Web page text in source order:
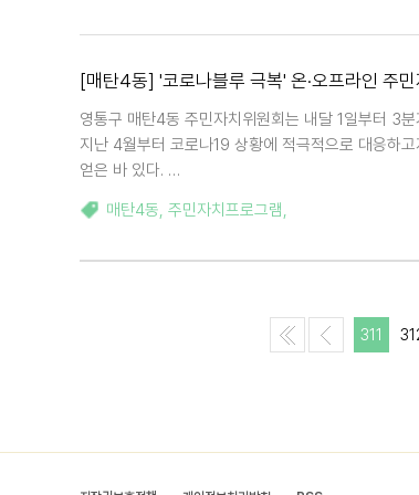
[매탄4동] '코로나블루 극복' 온·오프라인 주
영통구 매탄4동 주민자치위원회는 내달 1일부터 3
지난 4월부터 코로나19 상황에 적극적으로 대응하
얻은 바 있다. …
매탄4동, 주민자치프로그램,
311